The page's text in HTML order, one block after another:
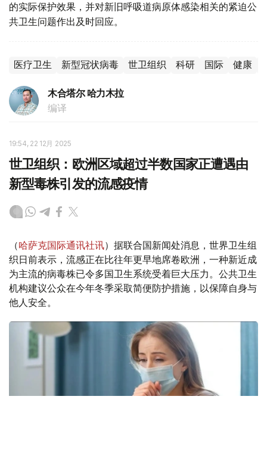
的实际保护效果，并对新旧呼吸道病原体感染相关的紧迫公
共卫生问题作出及时回应。
医疗卫生 新型冠状病毒 世卫组织 科研 国际 健康
木合塔尔 哈力木拉
编译
19:54, 22 12月 2025
世卫组织：欧洲区域超过半数国家正遭遇由
新型毒株引发的流感疫情
（哈萨克国际通讯社讯）据联合国新闻处消息，世界卫生组
织日前表示，流感正在比往年更早地席卷欧洲，一种新近成
为主流的病毒株已令多国卫生系统受着巨大压力。公共卫生
机构建议公众在今年冬季采取简便防护措施，以保障自身与
他人安全。